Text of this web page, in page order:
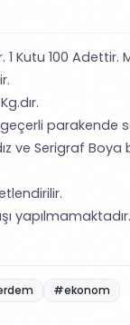
1 Kutu 100
parakende
ve Serigraf Boya
#ekonom